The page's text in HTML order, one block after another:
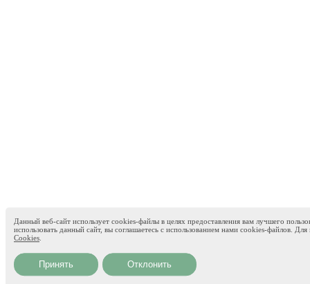
Данный веб-сайт использует cookies-файлы в целях предоставления вам лучшего
использовать данный сайт, вы соглашаетесь с использованием нами cookies-файлов.
Cookies
Принять Отклонить